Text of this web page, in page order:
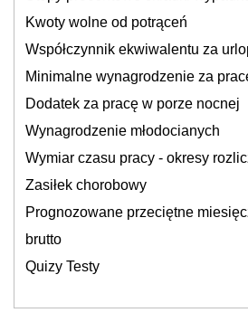
Kwoty wolne od potrąceń
Współczynnik ekwiwalentu za
Minimalne wynagrodzenie za
Dodatek za pracę w porze nocnej
Wynagrodzenie młodocianych
Wymiar czasu pracy - okresy
Zasiłek chorobowy
Prognozowane przeciętne
brutto
Quizy Testy